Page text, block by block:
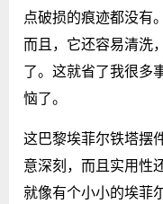
点破损的痕迹都没有
而且，它还容易清洗
了。这就省了我很多
恼了。
这巴黎埃菲尔铁塔摆
意深刻，而且实用性
就像有个小小的埃菲